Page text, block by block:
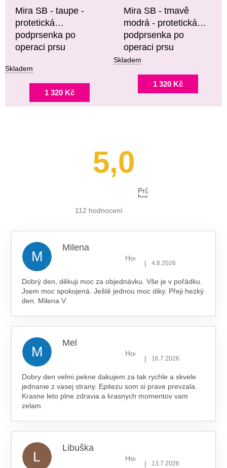
Mira SB - taupe -
protetická
podprsenka po
operaci prsu
Skladem
1 320 Kč
Mira SB - tmavě
modrá - protetická
podprsenka po
operaci prsu
Skladem
1 320 Kč
5,0
Průměrné
hodnocení
112 hodnocení
M
Milena
Hodnocení obchodu je 5 z 5
| 4.8.2026
Dobrý den, děkuji moc za objednávku. Vše je v pořádku.
Jsem moc spokojená. Ještě jednou moc diky. Přeji hezký
den. Milena V.
M
Mel
Hodnocení obchodu je 5 z 5
| 16.7.2026
Dobry den velmi pekne dakujem za tak rychle a skvele
jednanie z vasej strany. Epitezu som si prave prevzala.
Krasne leto plne zdravia a krasnych momentov vam
zelam
L
Libuška
Hodnocení obchodu je 5 z 5
| 13.7.2026